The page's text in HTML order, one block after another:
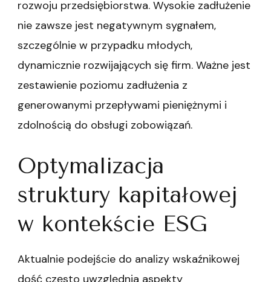
rozwoju przedsiębiorstwa. Wysokie zadłużenie
nie zawsze jest negatywnym sygnałem,
szczególnie w przypadku młodych,
dynamicznie rozwijających się firm. Ważne jest
zestawienie poziomu zadłużenia z
generowanymi przepływami pieniężnymi i
zdolnością do obsługi zobowiązań.
Optymalizacja
struktury kapitałowej
w kontekście ESG
Aktualnie podejście do analizy wskaźnikowej